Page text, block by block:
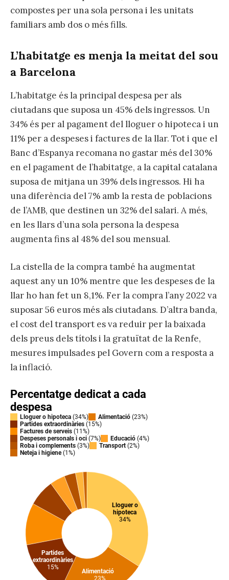
compostes per una sola persona i les unitats
familiars amb dos o més fills.
L’habitatge es menja la meitat del sou
a Barcelona
L’habitatge és la principal despesa per als
ciutadans que suposa un 45% dels ingressos. Un
34% és per al pagament del lloguer o hipoteca i un
11% per a despeses i factures de la llar. Tot i que el
Banc d’Espanya recomana no gastar més del 30%
en el pagament de l’habitatge, a la capital catalana
suposa de mitjana un 39% dels ingressos. Hi ha
una diferència del 7% amb la resta de poblacions
de l’AMB, que destinen un 32% del salari. A més,
en les llars d’una sola persona la despesa
augmenta fins al 48% del sou mensual.
La cistella de la compra també ha augmentat
aquest any un 10% mentre que les despeses de la
llar ho han fet un 8,1%. Fer la compra l’any 2022 va
suposar 56 euros més als ciutadans. D’altra banda,
el cost del transport es va reduir per la baixada
dels preus dels títols i la gratuïtat de la Renfe,
mesures impulsades pel Govern com a resposta a
la inflació.